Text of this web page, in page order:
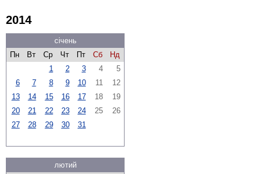
2014
січень
Пн
Вт Ср Чт Пт Сб
Нд
1
2 3 4
5
6
7 8 9 10 11
12
13
14 15 16 17 18
19
20
21 22 23 24 25
26
27
28 29 30 31
лютий